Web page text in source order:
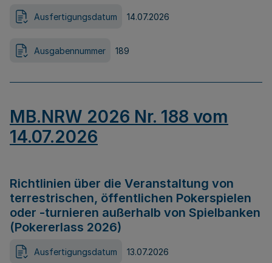
Ausfertigungsdatum 14.07.2026
Ausgabennummer 189
MB.NRW 2026 Nr. 188 vom
14.07.2026
Richtlinien über die Veranstaltung von
terrestrischen, öffentlichen Pokerspielen
oder -turnieren außerhalb von Spielbanken
(Pokererlass 2026)
Ausfertigungsdatum 13.07.2026